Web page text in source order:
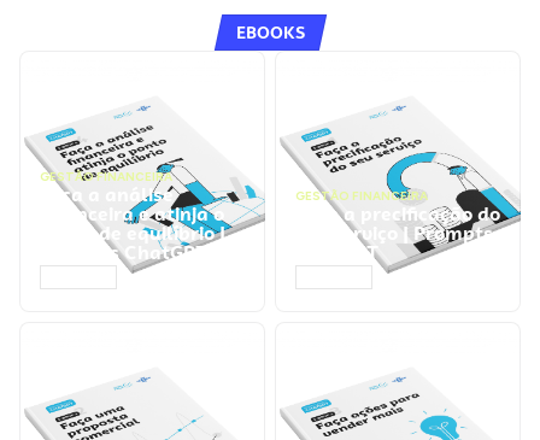
EBOOKS
GESTÃO FINANCEIRA
Faça a análise
financeira e atinja o
ponto de equilíbrio |
Prompts ChatGPT
GESTÃO FINANCEIRA
Faça a precificação do
seu serviço | Prompts
ChatGPT